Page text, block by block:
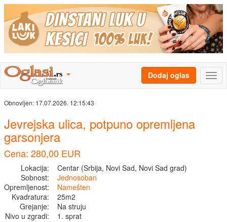
Dodaj oglas
Obnovljen: 17.07.2026. 12:15:43
Jevrejska ulica, potpuno opremljena
garsonjera
Cena: 280,00 EUR
Lokacija:
Centar (Srbija, Novi Sad, Novi Sad grad)
Sobnost:
Jednosoban
Opremljenost:
Namešten
Kvadratura:
25m2
Grejanje:
Na struju
Nivo u zgradi:
1. sprat